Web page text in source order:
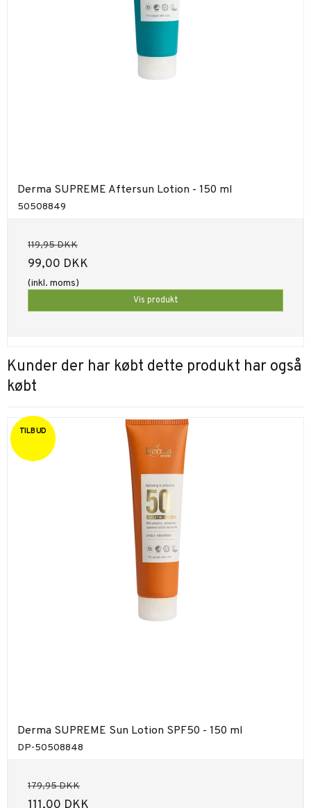
Derma SUPREME Aftersun Lotion - 150 ml
50508849
119,95 DKK
99,00 DKK
(inkl. moms)
Vis produkt
Kunder der har købt dette produkt har også
købt
TILBUD
Derma SUPREME Sun Lotion SPF50 - 150 ml
DP-50508848
179,95 DKK
111,00 DKK